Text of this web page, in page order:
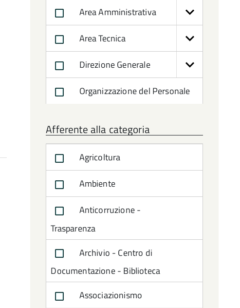
Area Amministrativa
Area Tecnica
Direzione Generale
Organizzazione del Personale
Afferente alla categoria
Agricoltura
Ambiente
Anticorruzione -
Trasparenza
Archivio - Centro di
Documentazione - Biblioteca
Associazionismo